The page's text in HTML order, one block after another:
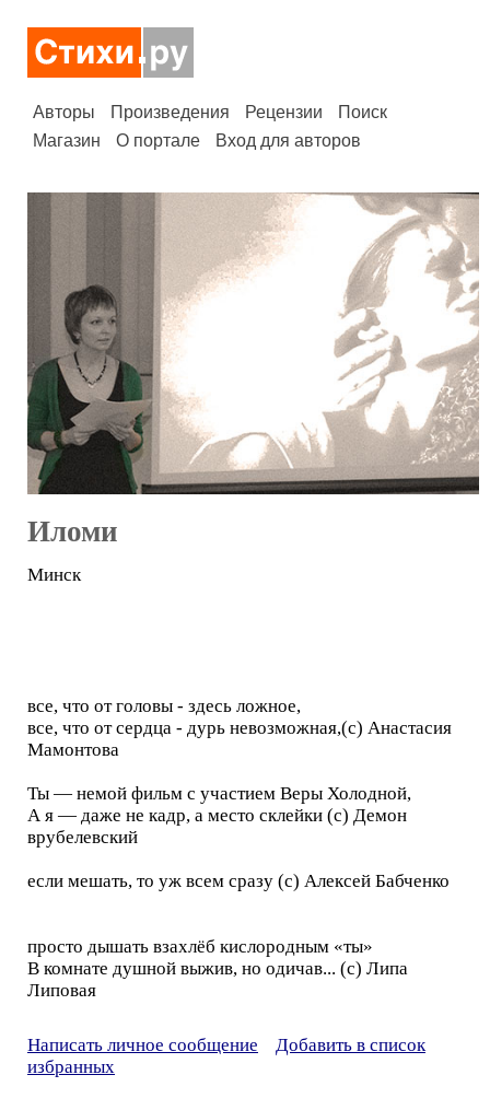
Авторы Произведения Рецензии
Поиск
Магазин
О портале Вход для авторов
Иломи
Минск
все, что от головы - здесь ложное,
все, что от сердца - дурь невозможная,(с) Анастасия
Мамонтова
Ты — немой фильм с участием Веры Холодной,
А я — даже не кадр, а место склейки (с) Демон
врубелевский
если мешать, то уж всем сразу (с) Алексей Бабченко
просто дышать взахлёб кислородным «ты»
В комнате душной выжив, но одичав... (с) Липа
Липовая
Написать личное сообщение
Добавить в список
избранных